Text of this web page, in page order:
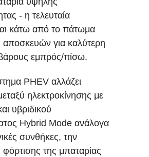
- η τελευταία
κάτω από το πάτωμα
για καλύτερη
εμπρός/πίσω.
PHEV αλλάζει
ηλεκτροκίνησης με
υβριδικού
Hybrid Mode ανάλογα
συνθήκες, την
της μπαταρίας